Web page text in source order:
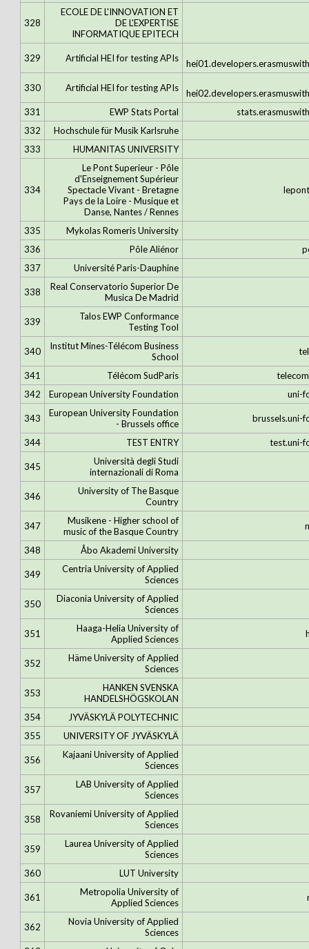
328
ECOLE DE L'INNOVATION ET
DE L'EXPERTISE
INFORMATIQUE EPITECH
329 Artificial HEI for testing APIs
330 Artificial HEI for testing APIs
331
EWP Stats Portal
332
Hochschule für Musik Karlsruhe
333
HUMANITAS UNIVERSITY
334
Le Pont Superieur - Pôle
d'Enseignement Supérieur
Spectacle Vivant - Bretagne
Pays de la Loire - Musique et
Danse, Nantes / Rennes
335
Mykolas Romeris University
336
Pôle Aliénor
337
Université Paris-Dauphine
338
Real Conservatorio Superior De
Musica De Madrid
339
Talos EWP Conformance
Testing Tool
340
Institut Mines-Télécom Business
School
341 Télécom SudParis
342
European University Foundation uni-
343
European University Foundation
- Brussels office
brussels.uni-
344 TEST ENTRY test.uni-
345
Università degli Studi
internazionali di Roma
346
University of The Basque
Country
347
Musikene - Higher school of
music of the Basque Country
348 Åbo Akademi University
349
Centria University of Applied
Sciences
350
Diaconia University of Applied
Sciences
351
Haaga-Helia University of
Applied Sciences
352
Häme University of Applied
Sciences
353
HANKEN SVENSKA
HANDELSHÖGSKOLAN
354
JYVÄSKYLÄ POLYTECHNIC
355
UNIVERSITY OF JYVÄSKYLÄ
356
Kajaani University of Applied
Sciences
357
LAB University of Applied
Sciences
358
Rovaniemi University of Applied
Sciences
359
Laurea University of Applied
Sciences
360
LUT University
361
Metropolia University of
Applied Sciences
362
Novia University of Applied
Sciences